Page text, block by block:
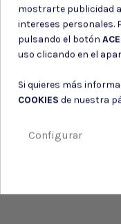
mostrarte publicidad
intereses personales.
pulsando el botón
uso clicando en el
Si quieres más
COOKIES de nuestra
Configurar